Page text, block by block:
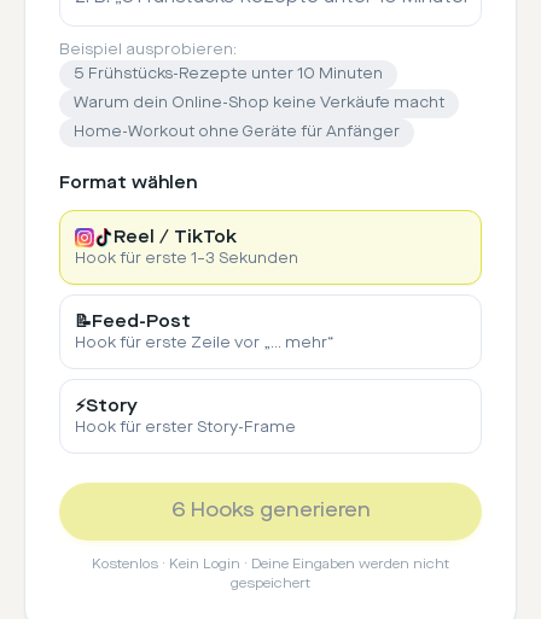
Beispiel ausprobieren:
5 Frühstücks-Rezepte unter 10 Minuten
Warum dein Online-Shop keine Verkäufe macht
Home-Workout ohne Geräte für Anfänger
Format wählen
Reel / TikTok
Hook für erste 1–3 Sekunden
📝Feed-Post
Hook für erste Zeile vor „… mehr“
⚡Story
Hook für erster Story-Frame
6 Hooks generieren
Kostenlos · Kein Login · Deine Eingaben werden nicht
gespeichert